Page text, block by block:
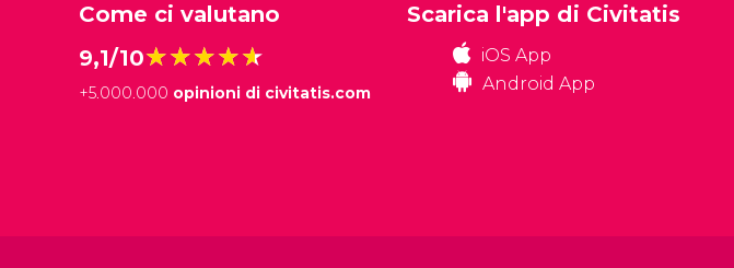
Come ci valutano
9,1/10★★★★★
★★★★★
+5.000.000 opinioni di civitatis.com
Scarica l'app di Civitatis
iOS App
Android App